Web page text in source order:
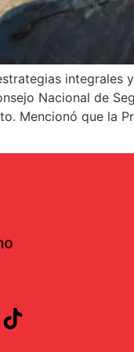
Nacional de
Mencionó que la